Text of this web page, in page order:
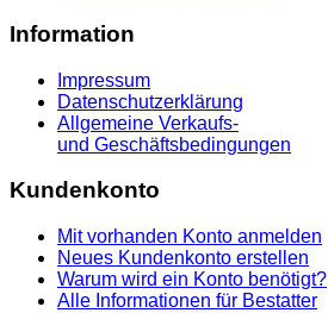
Information
Impressum
Datenschutzerklärung
Allgemeine Verkaufs-
und Geschäftsbedingungen
Kundenkonto
Mit vorhanden Konto anmelden
Neues Kundenkonto erstellen
Warum wird ein Konto benötigt?
Alle Informationen für Bestatter